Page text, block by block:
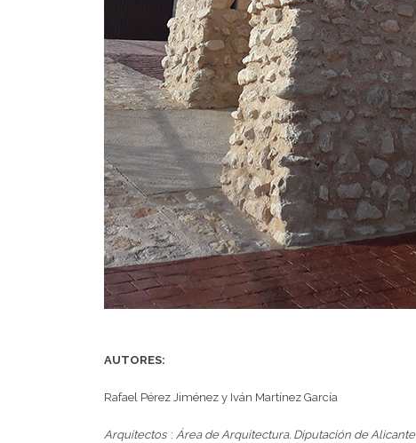
AUTORES:
Rafael Pérez Jiménez y Iván Martínez García
Arquitectos : Área de Arquitectura. Diputación de Alicante